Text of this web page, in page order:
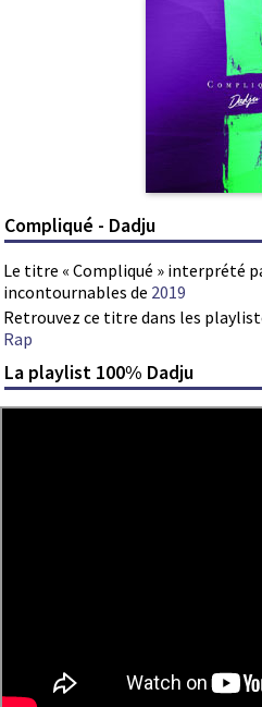
Compliqué - Dadju
Le titre « Compliqué » interprété
incontournables de 2019
Retrouvez ce titre dans les
Rap
La playlist 100% Dadju